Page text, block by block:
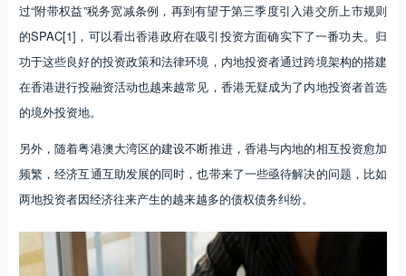
过“附带权益”税务宽减条例，再到有望于第三季度引入港交所上市规则
的SPAC[1]，可以看出香港政府在吸引投资方面确实下了一番功夫。归
功于这些良好的投资政策和法律环境，内地投资者通过跨境架构的搭建
在香港进行投融资活动也越来越常见，香港无疑成为了内地投资者首选
的境外投资地。
另外，随着粤港澳大湾区的建设不断推进，香港与内地的相互投资愈加
频繁，经济互通互助发展的同时，也带来了一些亟待解决的问题，比如
两地投资者因经济往来产生的越来越多的债权债务纠纷。